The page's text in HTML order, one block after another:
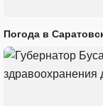
Погода в